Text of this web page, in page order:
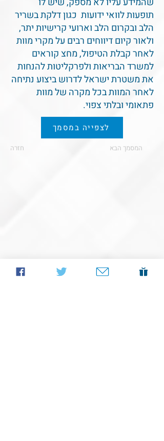
תופעות לוואי ידועות כגון דלקת בשריר
הלב ובקרום הלב וארועי קרישיות יתר,
ולאור קיום דיווחים רבים על מקרי מוות
לאחר קבלת הטיפול, מחצ קוראים
למשרד הבריאות ולפרקליטות להנחות
את משטרת ישראל לדרוש ביצוע נתיחה
לאחר המוות בכל מקרה של מוות
פתאומי ובלתי צפוי.
חזרה המסמך הבא
לצפייה במסמך